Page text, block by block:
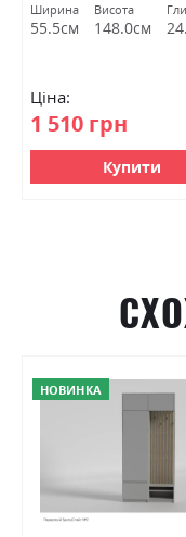
Ширина
55.5см
Висота
148.0см
Ціна:
1 510 грн
Купити
НОВИНКА